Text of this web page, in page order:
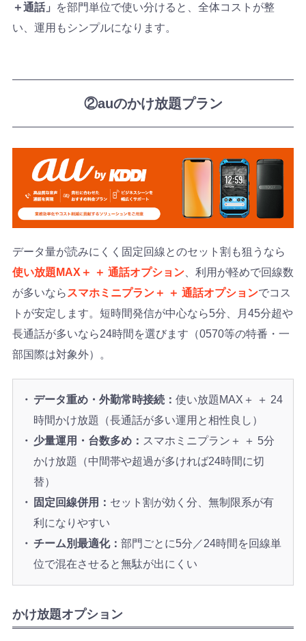
＋通話」
を部門単位で使い分けると、全体コストが整
い、運用もシンプルになります。
②auのかけ放題プラン
データ量が読みにくく固定回線とのセット割も狙うなら
使い放題MAX＋ ＋ 通話オプション、利用が軽めで回線数
が多いなら スマホミニプラン＋ ＋ 通話オプションでコス
トが安定します。短時間発信が中心なら5分、月45分超や
長通話が多いなら24時間を選びます（0570等の特番・一
部国際は対象外）。
データ重め・外勤常時接続： 使い放題MAX＋ ＋ 24
時間かけ放題（長通話が多い運用と相性良し）
少量運用・台数多め： スマホミニプラン＋ ＋ 5分
かけ放題（中間帯や超過が多ければ24時間に切
替）
固定回線併用： セット割が効く分、無制限系が有
利になりやすい
チーム別最適化： 部門ごとに5分／24時間を回線単
位で混在させると無駄が出にくい
かけ放題オプション